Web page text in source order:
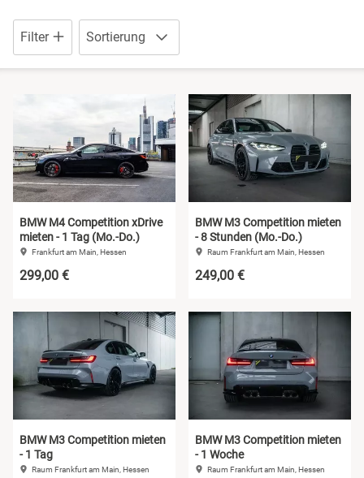
Filter Sortierung
BMW M4 Competition xDrive
mieten - 1 Tag (Mo.-Do.)
Frankfurt am Main, Hessen
299,00 €
BMW M3 Competition mieten
- 8 Stunden (Mo.-Do.)
Raum Frankfurt am Main, Hessen
249,00 €
BMW M3 Competition mieten
- 1 Tag
Raum Frankfurt am Main, Hessen
BMW M3 Competition mieten
- 1 Woche
Raum Frankfurt am Main, Hessen
Niedersachsen
Saarland
Sachsen
Sachsen-Anhalt
Schleswig-Holstein
Eisenach
Fulda
Gelsenkirchen
Gera
Hannover
Koblenz
Mannheim